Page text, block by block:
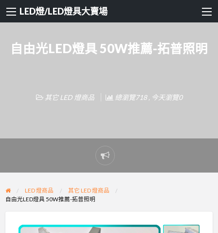
LED燈/LED燈具大賣場
自由光LED燈具 50W推薦-拓普照明
其它 LED 燈商品 總瀏覽718 , 今天瀏覽0
Report
problem
LED 燈商品
其它 LED 燈商品
自由光LED燈具 50W推薦-拓普照明